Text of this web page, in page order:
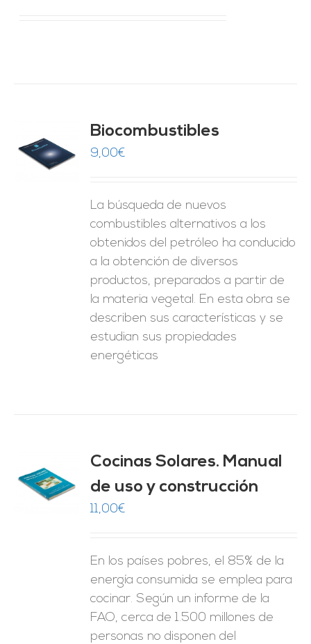
Biocombustibles
9,00€
La búsqueda de nuevos
combustibles alternativos a los
obtenidos del petróleo ha conducido
a la obtención de diversos
productos, preparados a partir de
la materia vegetal. En esta obra se
describen sus características y se
estudian sus propiedades
energéticas
Cocinas Solares. Manual
de uso y construcción
11,00€
En los países pobres, el 85% de la
energía consumida se emplea para
cocinar. Según un informe de la
FAO, cerca de 1.500 millones de
personas no disponen del